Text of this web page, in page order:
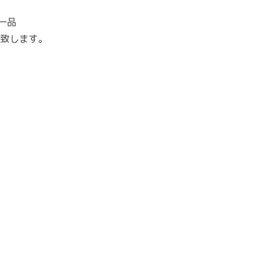
品
します。